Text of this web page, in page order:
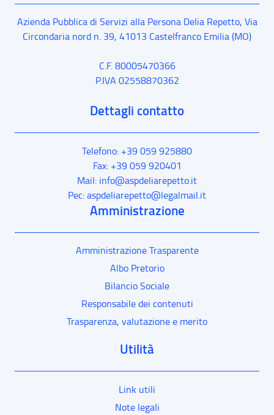
Azienda Pubblica di Servizi alla Persona Delia Repetto, Via
Circondaria nord n. 39, 41013 Castelfranco Emilia(MO)
C.F. 80005470366
P.IVA 02558870362
Dettagli contatto
Telefono: +39 059 925880
Fax: +39 059 920401
Mail: info@aspdeliarepetto.it
Pec: aspdeliarepetto@legalmail.it
Amministrazione
Amministrazione Trasparente
Albo Pretorio
Bilancio Sociale
Responsabile dei contenuti
Trasparenza, valutazione e merito
Utilità
Link utili
Note legali